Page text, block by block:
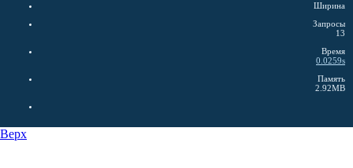
Ширина
Запросы
13
Время
0.0259s
Память
2.92MB
Верх